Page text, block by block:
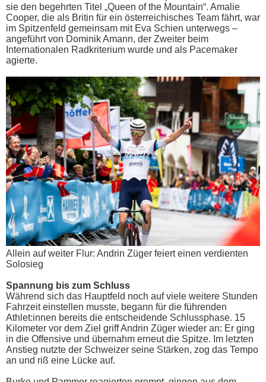
sie den begehrten Titel „Queen of the Mountain“. Amalie
Cooper, die als Britin für ein österreichisches Team fährt, war
im Spitzenfeld gemeinsam mit Eva Schien unterwegs –
angeführt von Dominik Amann, der Zweiter beim
Internationalen Radkriterium wurde und als Pacemaker
agierte.
Allein auf weiter Flur: Andrin Züger feiert einen verdienten
Solosieg
Spannung bis zum Schluss
Während sich das Hauptfeld noch auf viele weitere Stunden
Fahrzeit einstellen musste, begann für die führenden
Athlet:innen bereits die entscheidende Schlussphase. 15
Kilometer vor dem Ziel griff Andrin Züger wieder an: Er ging
in die Offensive und übernahm erneut die Spitze. Im letzten
Anstieg nutzte der Schweizer seine Stärken, zog das Tempo
an und riß eine Lücke auf.